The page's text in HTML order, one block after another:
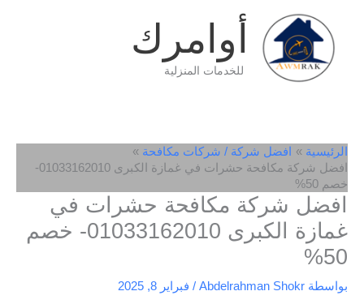
المحتوى
أوامرك
للخدمات المنزلية
الرئيسية
افضل شركة / شركات مكافحة
افضل شركة مكافحة حشرات في غمازة الكبرى 01033162010-
خصم 50%
افضل شركة مكافحة حشرات في
غمازة الكبرى 01033162010- خصم
50%
بواسطة Abdelrahman Shokr
/ فبراير 8, 2025